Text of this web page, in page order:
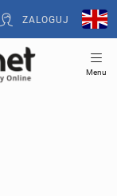
ZALOGUJ
Menu